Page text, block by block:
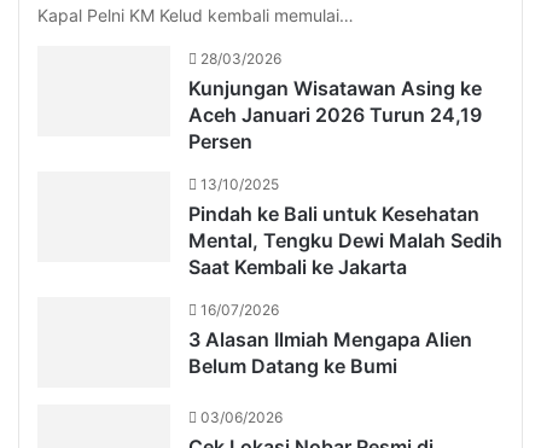
Kapal Pelni KM Kelud kembali memulai…
28/03/2026
Kunjungan Wisatawan Asing ke
Aceh Januari 2026 Turun 24,19
Persen
13/10/2025
Pindah ke Bali untuk Kesehatan
Mental, Tengku Dewi Malah Sedih
Saat Kembali ke Jakarta
16/07/2026
3 Alasan Ilmiah Mengapa Alien
Belum Datang ke Bumi
03/06/2026